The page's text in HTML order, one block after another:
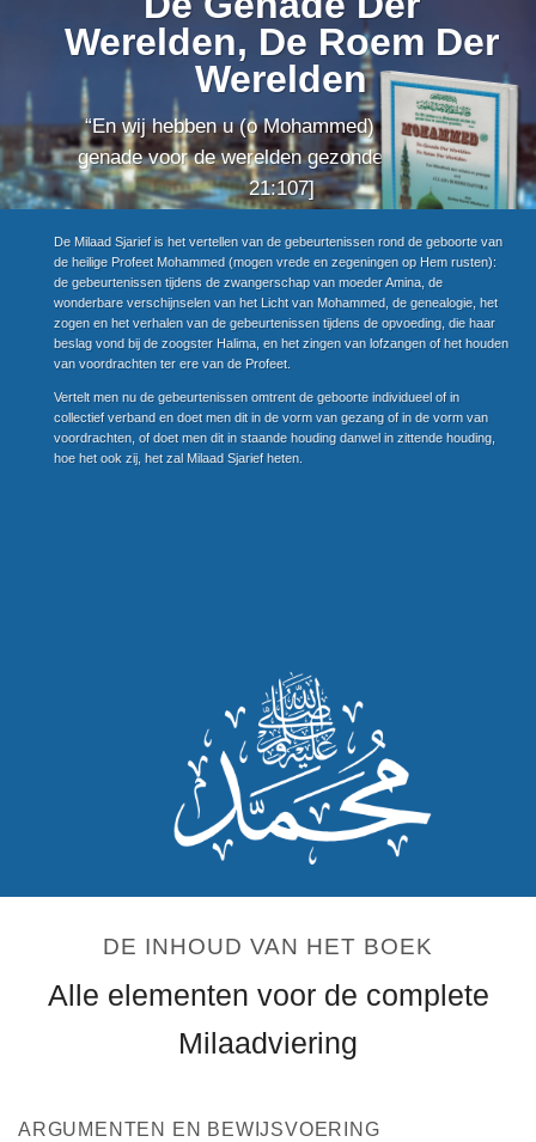
Werelden, De Roem Der
Werelden
“En wij hebben u (o Mohammed) slechts als
genade voor de werelden gezonden.” [Qoraan
21:107]
NU BESTELLEN!
Wat is Milaad?
De Milaad Sjarief is het vertellen van de gebeurtenissen rond de geboorte van
de heilige Profeet Mohammed (mogen vrede en zegeningen op Hem rusten):
de gebeurtenissen tijdens de zwangerschap van moeder Amina, de
wonderbare verschijnselen van het Licht van Mohammed, de genealogie, het
zogen en het verhalen van de gebeurtenissen tijdens de opvoeding, die haar
beslag vond bij de zoogster Halima, en het zingen van lofzangen of het houden
van voordrachten ter ere van de Profeet.
Vertelt men nu de gebeurtenissen omtrent de geboorte individueel of in
collectief verband en doet men dit in de vorm van gezang of in de vorm van
voordrachten, of doet men dit in staande houding danwel in zittende houding,
hoe het ook zij, het zal Milaad Sjarief heten.
DE INHOUD VAN HET BOEK
Alle elementen voor de complete
Milaadviering
ARGUMENTEN EN BEWIJSVOERING